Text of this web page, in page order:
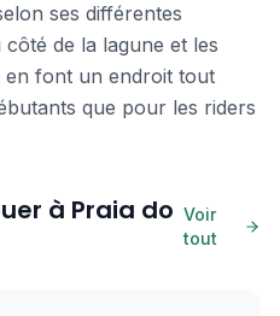
ses différentes
de la lagune et les
en font un endroit tout
que pour les riders
à Praia do Voir
tout